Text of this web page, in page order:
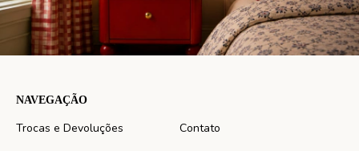
NAVEGAÇÃO
Trocas e Devoluções Contato